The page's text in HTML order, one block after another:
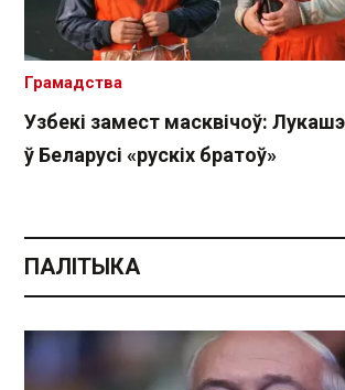
Узбекі замест масквічоў:
ў Беларусі «рускіх братоў»
Грамадства
ПАЛІТЫКА